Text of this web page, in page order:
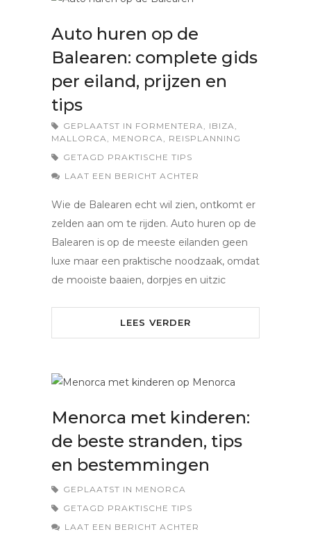
Auto huren op de
Balearen: complete gids
per eiland, prijzen en
tips
GEPLAATST IN FORMENTERA IBIZA
MALLORCA
MENORCA
REISPLANNING
GETAGD PRAKTISCHE TIPS
LAAT EEN BERICHT ACHTER
Wie de Balearen echt wil zien, ontkomt er
zelden aan om te rijden. Auto huren op de
Balearen is op de meeste eilanden geen
luxe maar een praktische noodzaak, omdat
de mooiste baaien, dorpjes en uitzic
LEES VERDER
Menorca met kinderen:
de beste stranden, tips
en bestemmingen
GEPLAATST IN MENORCA
GETAGD PRAKTISCHE TIPS
LAAT EEN BERICHT ACHTER